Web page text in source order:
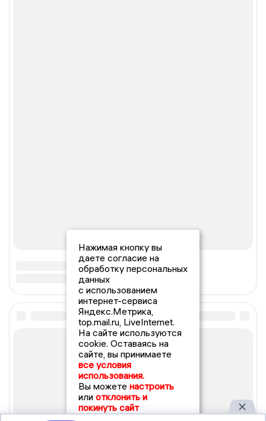
Нажимая кнопку вы
даете согласие на
обработку персональных
данных
с использованием
интернет-сервиса
Яндекс.Метрика,
top.mail.ru, LiveInternet.
На сайте используются
cookie. Оставаясь на
сайте, вы принимаете
все условия
использования.
Вы можете настроить
или отклонить и
покинуть сайт